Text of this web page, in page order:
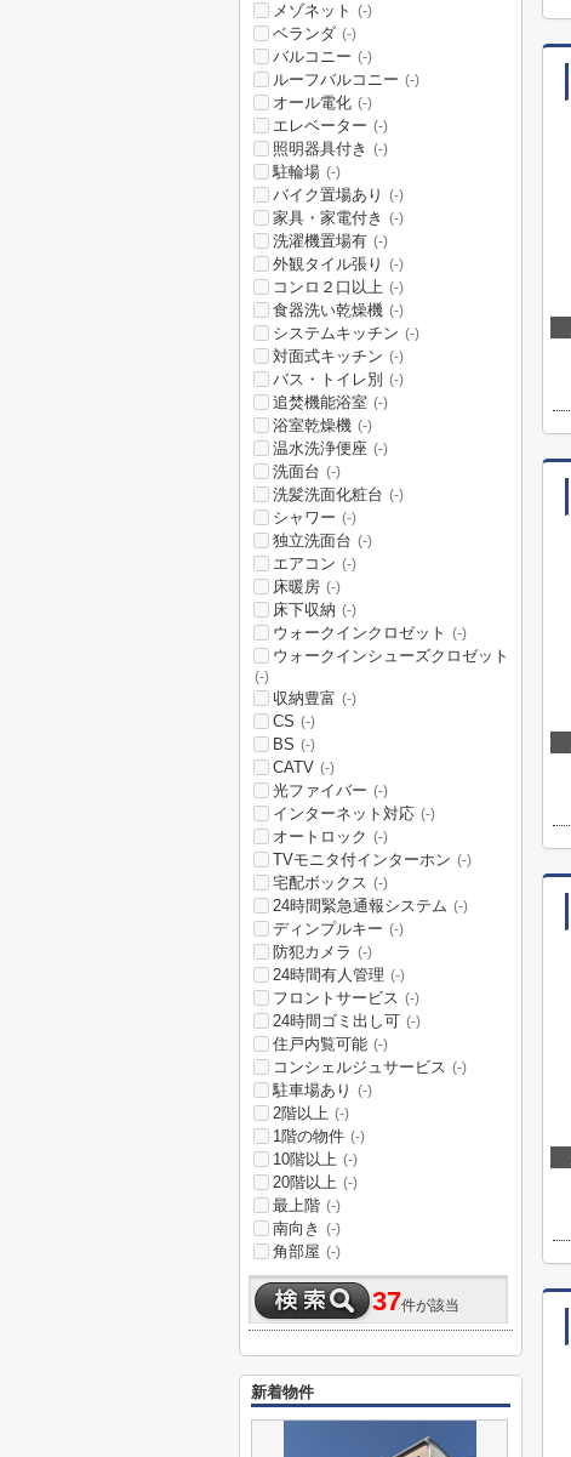
メゾネット (-)
ベランダ (-)
バルコニー (-)
ルーフバルコニー (-)
オール電化 (-)
エレベーター (-)
照明器具付き (-)
駐輪場 (-)
バイク置場あり (-)
家具・家電付き (-)
洗濯機置場有 (-)
外観タイル張り (-)
コンロ２口以上 (-)
食器洗い乾燥機 (-)
システムキッチン (-)
対面式キッチン (-)
バス・トイレ別 (-)
追焚機能浴室 (-)
浴室乾燥機 (-)
温水洗浄便座 (-)
洗面台 (-)
洗髪洗面化粧台 (-)
シャワー (-)
独立洗面台 (-)
エアコン (-)
床暖房 (-)
床下収納 (-)
ウォークインクロゼット (-)
ウォークインシューズクロゼット
(-)
収納豊富 (-)
CS (-)
BS (-)
CATV (-)
光ファイバー (-)
インターネット対応 (-)
オートロック (-)
TVモニタ付インターホン (-)
宅配ボックス (-)
24時間緊急通報システム (-)
ディンプルキー (-)
防犯カメラ (-)
24時間有人管理 (-)
フロントサービス (-)
24時間ゴミ出し可 (-)
住戸内覧可能 (-)
コンシェルジュサービス (-)
駐車場あり (-)
2階以上 (-)
1階の物件 (-)
10階以上 (-)
20階以上 (-)
最上階 (-)
南向き (-)
角部屋 (-)
37件が該当
新着物件